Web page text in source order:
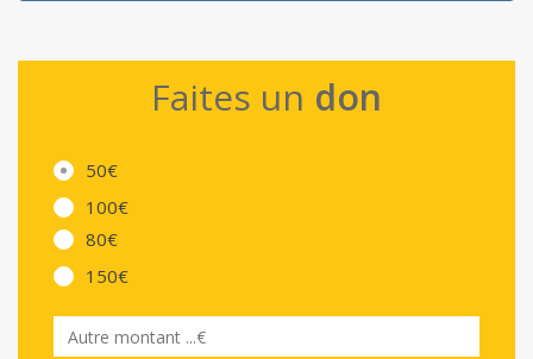
Faites un don
50€
100€
80€
150€